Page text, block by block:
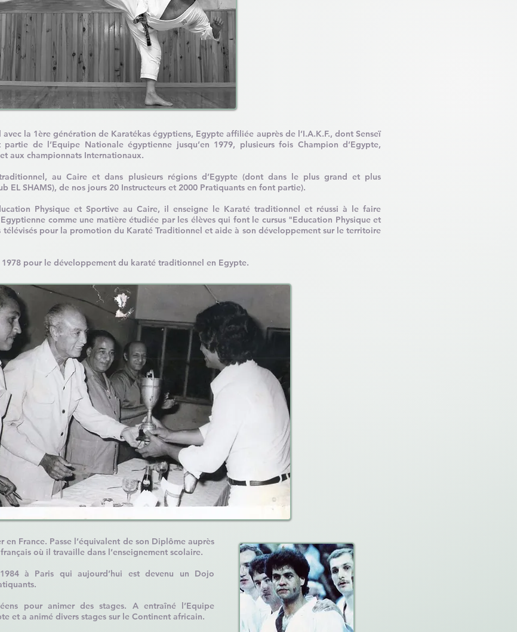
la 1ère génération de Karatékas égyptiens, Egypte affiliée auprès de l’I.A.K.F., dont Senseï
de l’Equipe Nationale égyptienne jusqu’en 1979, plusieurs fois Champion d’Egypte,
aux championnats Internationaux.
au Caire et dans plusieurs régions d’Egypte (dont dans le plus grand et plus
EL SHAMS), de nos jours 20 Instructeurs et 2000 Pratiquants en font partie).
Physique et Sportive au Caire, il enseigne le Karaté traditionnel et réussi à le faire
comme une matière étudiée par les élèves qui font le cursus "Education Physique et
pour la promotion du Karaté Traditionnel et aide à son développement sur le territoire
pour le développement du karaté traditionnel en Egypte.
en France. Passe l’équivalent de son Diplôme auprès
où il travaille dans l’enseignement scolaire.
à Paris qui aujourd’hui est devenu un Dojo
pour animer des stages. A entraîné l’Equipe
et a animé divers stages sur le Continent africain.